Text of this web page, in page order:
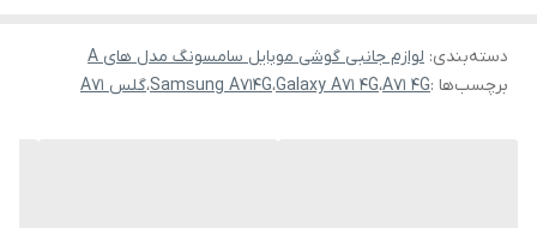
دسته‌بندی: لوازم جانبی گوشی موبایل سامسونگ مدل های A
برچسب‌ها :A71 4G،Galaxy A71 4G،Samsung A714G،گلس A71